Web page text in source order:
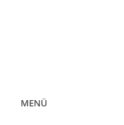
MENÜ